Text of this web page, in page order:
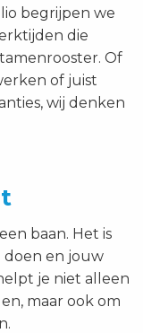
begrijpen we
die
Of
of juist
wij denken
baan. Het is
doen en jouw
je niet alleen
maar ook om